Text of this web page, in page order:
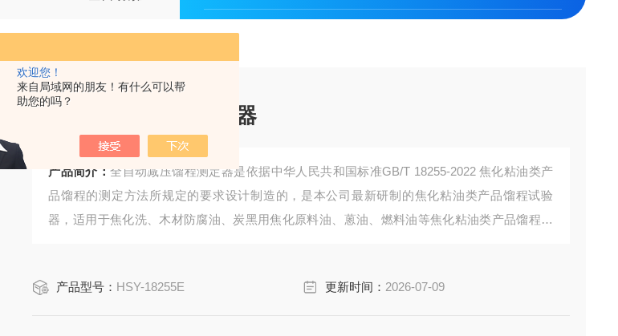
欢迎您！
来自局域网的朋友！有什么可以帮
助您的吗？
全自动减压馏程测定器
产品简介：全自动减压馏程测定器是依据中华人民共和国标准GB/T 18255-2022 焦化粘油类产
品馏程的测定方法所规定的要求设计制造的，是本公司最新研制的焦化粘油类产品馏程试验
器，适用于焦化洗、木材防腐油、炭黑用焦化原料油、蒽油、燃料油等焦化粘油类产品馏程的
产品型号： HSY-18255E 更新时间： 2026-07-09